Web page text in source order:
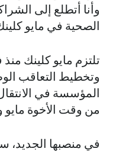
وأنا أتطلع إلى
الصحية في مايو
تلتزم مايو كلينك
وتخطيط التعاقب
المؤسسة في
من وقت الأخوة مايو
في منصبها الجديد،